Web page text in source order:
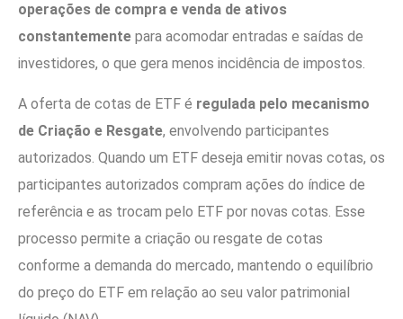
operações de compra e venda de ativos
constantemente para acomodar entradas e saídas de
investidores, o que gera menos incidência de impostos.
A oferta de cotas de ETF é regulada pelo mecanismo
de Criação e Resgate, envolvendo participantes
autorizados. Quando um ETF deseja emitir novas cotas, os
participantes autorizados compram ações do índice de
referência e as trocam pelo ETF por novas cotas. Esse
processo permite a criação ou resgate de cotas
conforme a demanda do mercado, mantendo o equilíbrio
do preço do ETF em relação ao seu valor patrimonial